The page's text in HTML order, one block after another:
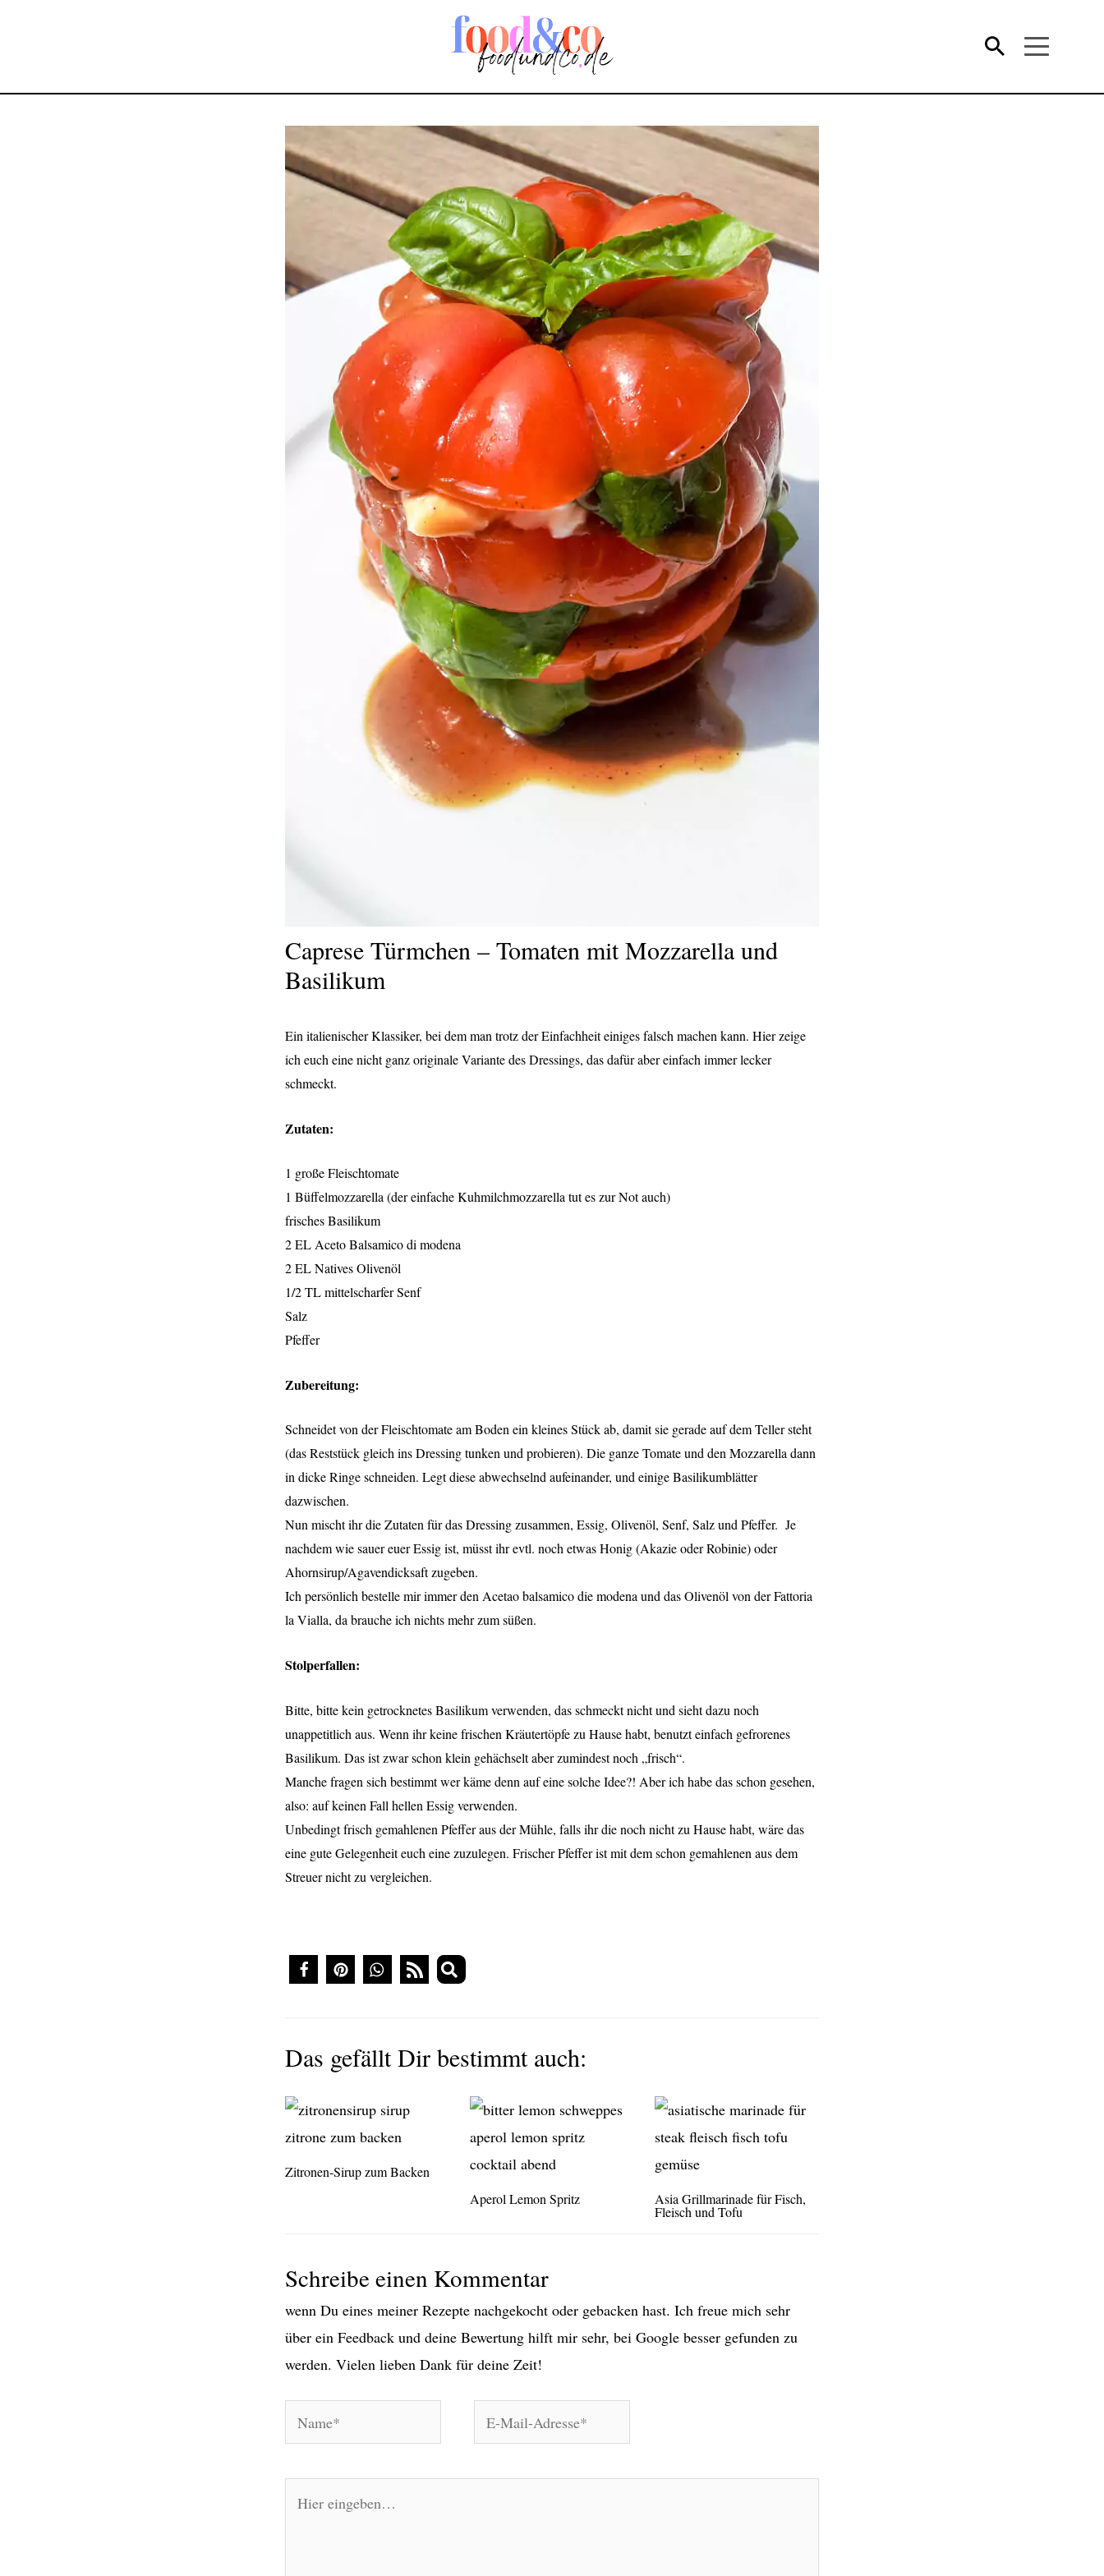
Caprese Türmchen – Tomaten mit Mozzarella und
Basilikum
Ein italienischer Klassiker, bei dem man trotz der Einfachheit einiges falsch machen kann. Hier zeige
ich euch eine nicht ganz originale Variante des Dressings, das dafür aber einfach immer lecker
schmeckt.
Zutaten:
1 große Fleischtomate
1 Büffelmozzarella (der einfache Kuhmilchmozzarella tut es zur Not auch)
frisches Basilikum
2 EL Aceto Balsamico di modena
2 EL Natives Olivenöl
1/2 TL mittelscharfer Senf
Salz
Pfeffer
Zubereitung:
Schneidet von der Fleischtomate am Boden ein kleines Stück ab, damit sie gerade auf dem Teller steht
(das Reststück gleich ins Dressing tunken und probieren). Die ganze Tomate und den Mozzarella dann
in dicke Ringe schneiden. Legt diese abwechselnd aufeinander, und einige Basilikumblätter
dazwischen.
Nun mischt ihr die Zutaten für das Dressing zusammen, Essig, Olivenöl, Senf, Salz und Pfeffer. Je
nachdem wie sauer euer Essig ist, müsst ihr evtl. noch etwas Honig (Akazie oder Robinie) oder
Ahornsirup/Agavendicksaft zugeben.
Ich persönlich bestelle mir immer den Acetao balsamico die modena und das Olivenöl von der Fattoria
la Vialla, da brauche ich nichts mehr zum süßen.
Stolperfallen:
Bitte, bitte kein getrocknetes Basilikum verwenden, das schmeckt nicht und sieht dazu noch
unappetitlich aus. Wenn ihr keine frischen Kräutertöpfe zu Hause habt, benutzt einfach gefrorenes
Basilikum. Das ist zwar schon klein gehächselt aber zumindest noch „frisch“.
Manche fragen sich bestimmt wer käme denn auf eine solche Idee?! Aber ich habe das schon gesehen,
also: auf keinen Fall hellen Essig verwenden.
Unbedingt frisch gemahlenen Pfeffer aus der Mühle, falls ihr die noch nicht zu Hause habt, wäre das
eine gute Gelegenheit euch eine zuzulegen. Frischer Pfeffer ist mit dem schon gemahlenen aus dem
Streuer nicht zu vergleichen.
Das gefällt Dir bestimmt auch:
Zitronen-Sirup zum Backen
Aperol Lemon Spritz
Asia Grillmarinade für Fisch,
Fleisch und Tofu
Schreibe einen Kommentar
wenn Du eines meiner Rezepte nachgekocht oder gebacken hast. Ich freue mich sehr
über ein Feedback und deine Bewertung hilft mir sehr, bei Google besser gefunden zu
werden. Vielen lieben Dank für deine Zeit!
Mail-
eingeben…